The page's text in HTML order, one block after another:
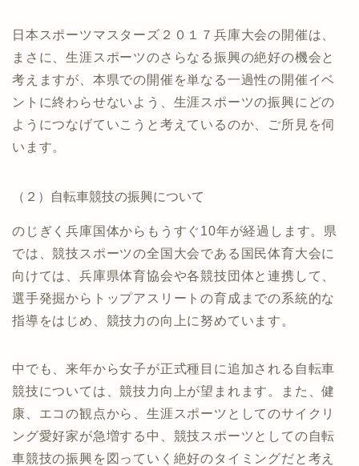
日本スポーツマスターズ２０１７兵庫大会の開催は、
まさに、生涯スポーツのさらなる振興の絶好の機会と
考えますが、本県での開催を単なる一過性の開催イベ
ントに終わらせないよう、生涯スポーツの振興にどの
ようにつなげていこうと考えているのか、ご所見を伺
います。
（２）自転車競技の振興について
のじぎく兵庫国体からもうすぐ10年が経過します。県
では、競技スポーツの全国大会である国民体育大会に
向けては、兵庫県体育協会や各競技団体と連携して、
選手発掘からトップアスリートの育成までの系統的な
指導をはじめ、競技力の向上に努めています。
中でも、来年から女子が正式種目に追加される自転車
競技については、競技力向上が望まれます。また、健
康、エコの観点から、生涯スポーツとしてのサイクリ
ング愛好家が急増する中、競技スポーツとしての自転
車競技の振興を図っていく絶好のタイミングだと考え